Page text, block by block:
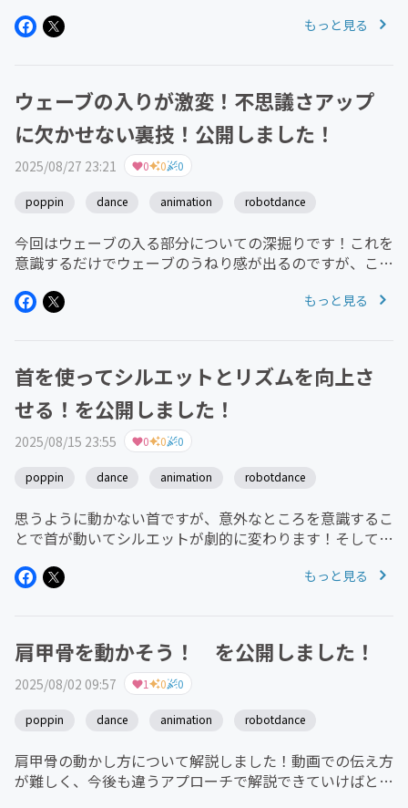
果に繋がります。アニメーションでも必須の打ち方なので
もっと見る
ウェーブの入りが激変！不思議さアップ
に欠かせない裏技！公開しました！
2025/08/27 23:21 0 0 0
poppin dance animation robotdance
今回はウェーブの入る部分についての深掘りです！これを
意識するだけでウェーブのうねり感が出るのですが、これ
ステップアップしていってみてください！
もっと見る
首を使ってシルエットとリズムを向上さ
せる！を公開しました！
2025/08/15 23:55 0 0 0
poppin dance animation robotdance
思うように動かない首ですが、意外なところを意識するこ
とで首が動いてシルエットが劇的に変わります！そしてリ
えていきます！ぜひ参考にしてみてください！もっと見る
肩甲骨を動かそう！ を公開しました！
2025/08/02 09:57 1 0 0
poppin dance animation robotdance
肩甲骨の動かし方について解説しました！動画での伝え方
が難しく、今後も違うアプローチで解説できていけばと思